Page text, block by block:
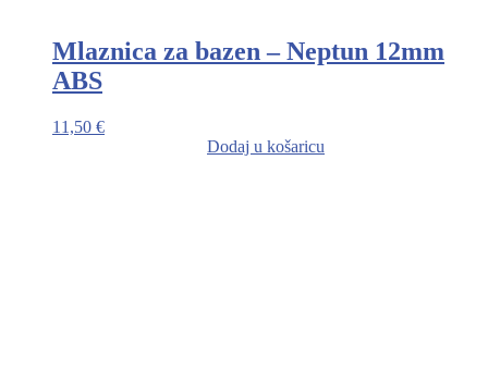
Mlaznica za bazen – Neptun 12mm
ABS
11,50 €
Dodaj u košaricu